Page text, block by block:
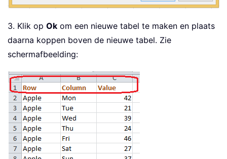
3. Klik op Ok om een nieuwe tabel te maken en plaats
daarna koppen boven de nieuwe tabel. Zie
schermafbeelding: